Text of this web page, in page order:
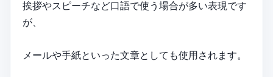
挨拶やスピーチなど口語で使う場合が多い表現です
が、
メールや手紙といった文章としても使用されます。